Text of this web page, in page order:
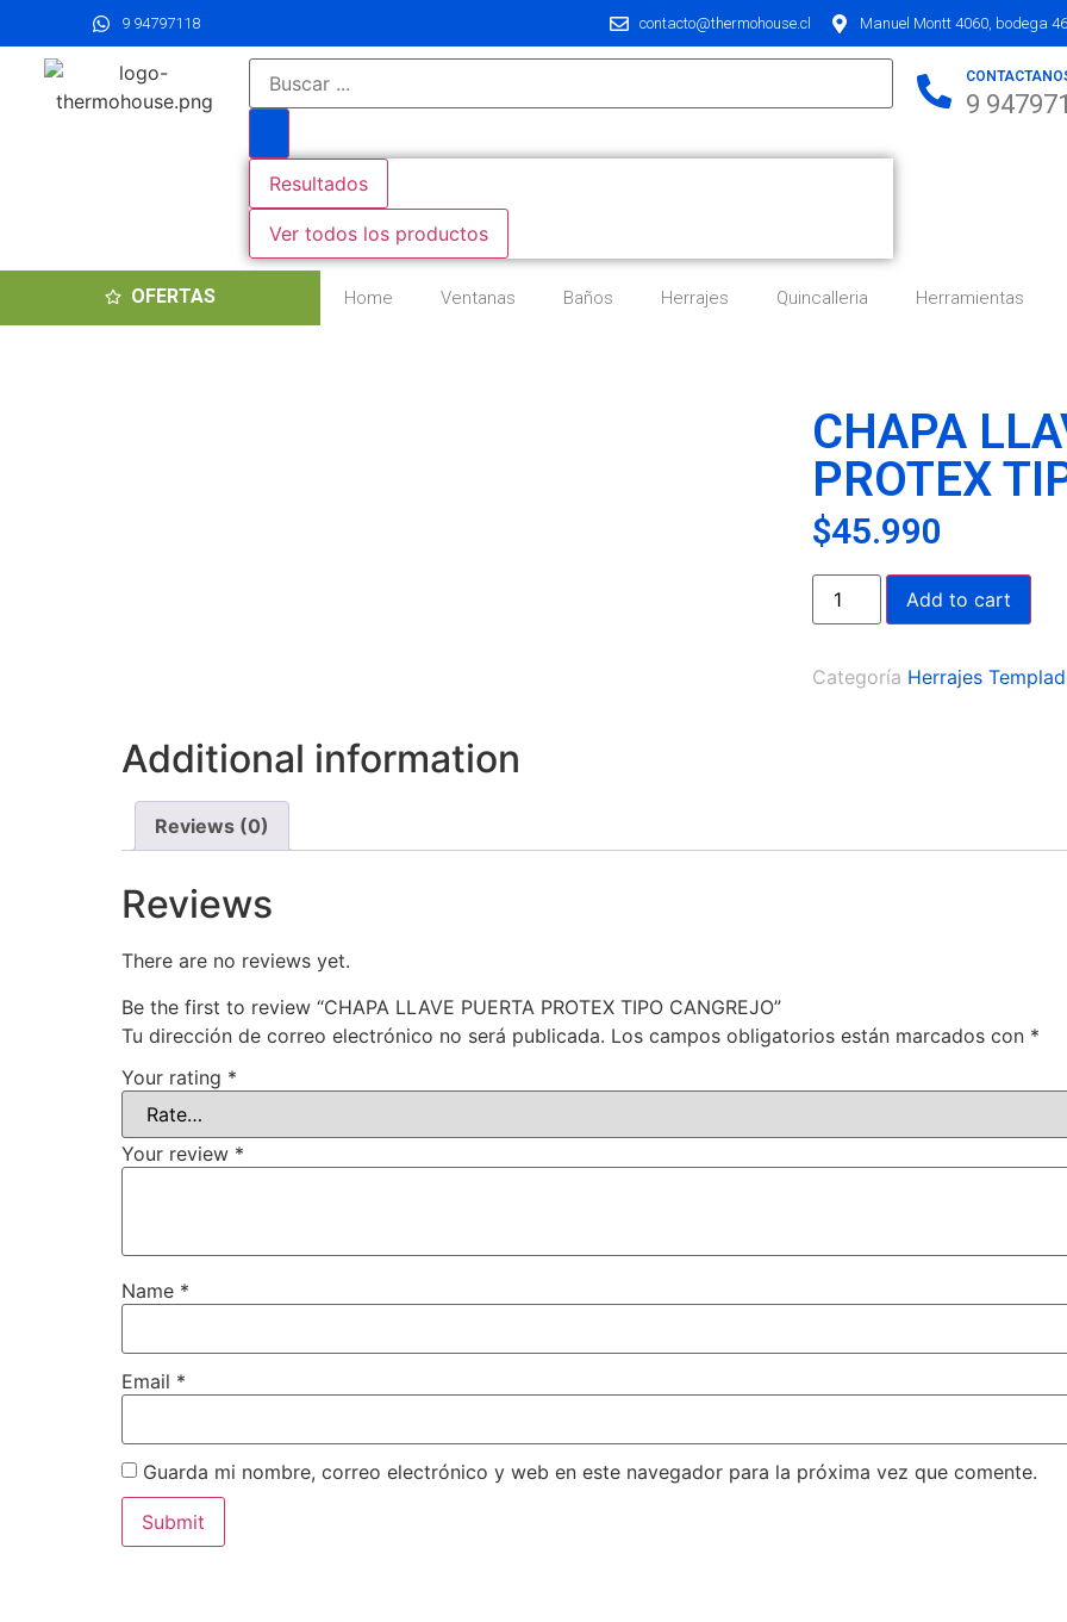
9 94797118 contacto@thermohouse.cl Manuel Montt 4060, bodega
Resultados
Ver todos los productos
9
OFERTAS Home Ventanas Baños Herrajes Quincalleria Herramientas
CHAPA
PROTEX
$45.990
Add to cart
Categoría Herrajes
Additional information
Reviews (0)
Reviews
There are no reviews yet.
Be the first to review “CHAPA LLAVE PUERTA PROTEX TIPO CANGREJO”
Tu dirección de correo electrónico no será publicada. Los campos obligatorios están marcados con *
Your rating *
Your review *
Name *
Email *
Guarda mi nombre, correo electrónico y web en este navegador para la próxima vez que comente.